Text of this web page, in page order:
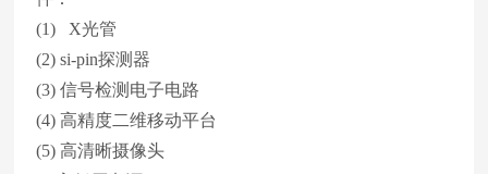
(1) X光管
(2) si-pin探测器
(3) 信号检测电子电路
(4) 高精度二维移动平台
(5) 高清晰摄像头